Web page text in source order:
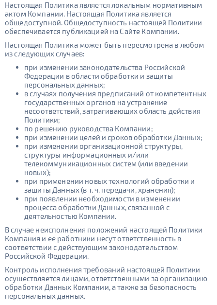
Настоящая Политика является локальным нормативным
актом Компании. Настоящая Политика является
общедоступной. Общедоступность настоящей Политики
обеспечивается публикацией на Сайте Компании.
Настоящая Политика может быть пересмотрена в любом
из следующих случаев:
при изменении законодательства Российской
Федерации в области обработки и защиты
персональных данных;
в случаях получения предписаний от компетентных
государственных органов на устранение
несоответствий, затрагивающих область действия
Политики;
по решению руководства Компании;
при изменении целей и сроков обработки Данных;
при изменении организационной структуры,
структуры информационных и/или
телекоммуникационных систем (или введении
новых);
при применении новых технологий обработки и
защиты Данных (в т. ч. передачи, хранения);
при появлении необходимости в изменении
процесса обработки Данных, связанной с
деятельностью Компании.
В случае неисполнения положений настоящей Политики
Компания и ее работники несут ответственность в
соответствии с действующим законодательством
Российской Федерации.
Контроль исполнения требований настоящей Политики
осуществляется лицами, ответственными за организацию
обработки Данных Компании, а также за безопасность
персональных данных.